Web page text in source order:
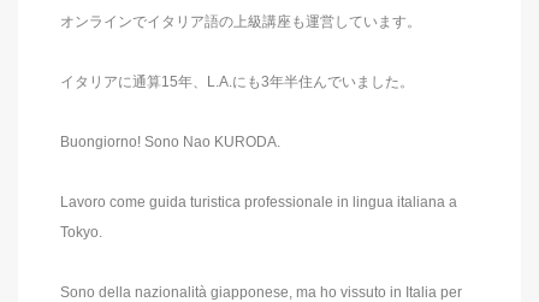
オンラインでイタリア語の上級講座も運営しています。
イタリアに通算15年、L.A.にも3年半住んでいました。
Buongiorno! Sono Nao KURODA.
Lavoro come guida turistica professionale in lingua italiana a
Tokyo.
Sono della nazionalità giapponese, ma ho vissuto in Italia per